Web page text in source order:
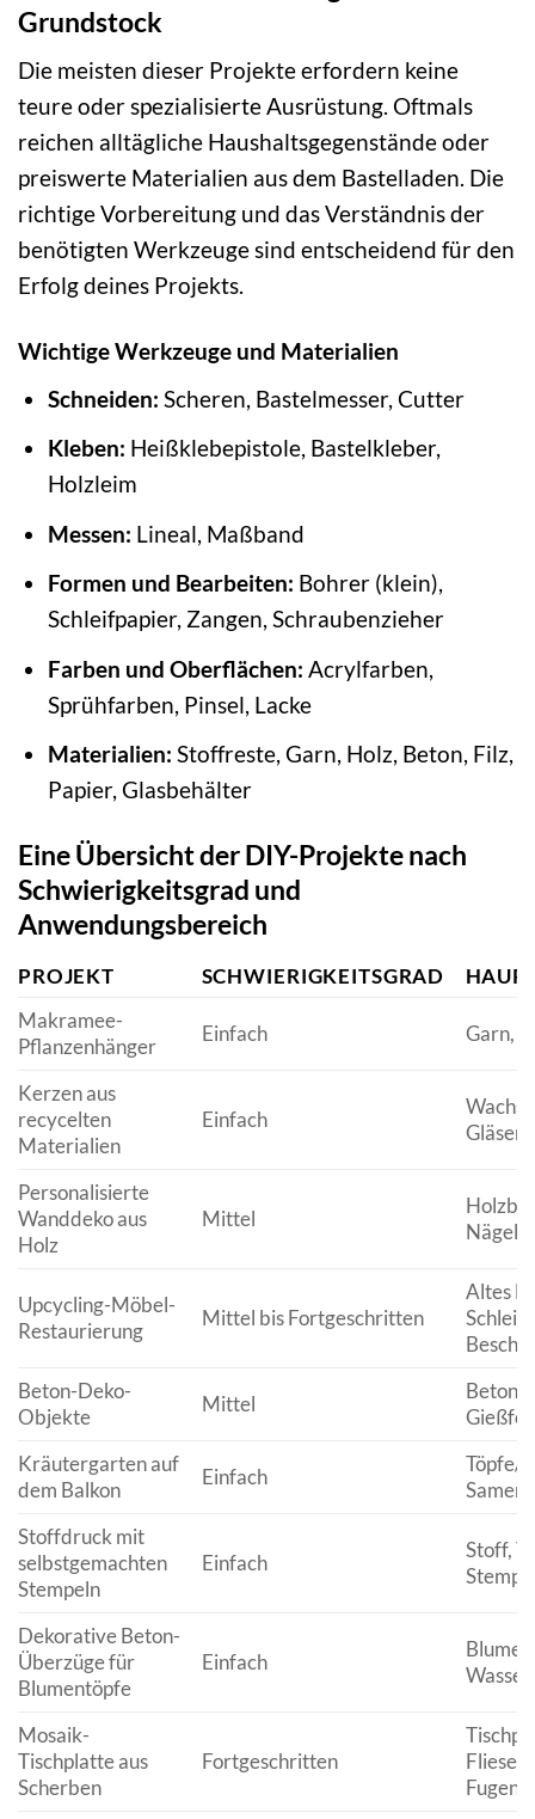
Grundstock
Die meisten dieser Projekte erfordern keine
teure oder spezialisierte Ausrüstung. Oftmals
reichen alltägliche Haushaltsgegenstände oder
preiswerte Materialien aus dem Bastelladen. Die
richtige Vorbereitung und das Verständnis der
benötigten Werkzeuge sind entscheidend für den
Erfolg deines Projekts.
Wichtige Werkzeuge und Materialien
Schneiden: Scheren, Bastelmesser, Cutter
Kleben: Heißklebepistole, Bastelkleber,
Holzleim
Messen: Lineal, Maßband
Formen und Bearbeiten: Bohrer (klein),
Schleifpapier, Zangen, Schraubenzieher
Farben und Oberflächen: Acrylfarben,
Sprühfarben, Pinsel, Lacke
Materialien: Stoffreste, Garn, Holz, Beton, Filz,
Papier, Glasbehälter
Eine Übersicht der DIY-Projekte nach
Schwierigkeitsgrad und
Anwendungsbereich
PROJEKT SCHWIERIGKEITSGRAD
Makramee-
Pflanzenhänger
Einfach Garn,
Kerzen aus
recycelten
Materialien
Einfach
Gläser/
Personalisierte
Wanddeko aus
Holz
Mittel
Nägel/
Upcycling-Möbel-
Restaurierung
Mittel bis Fortgeschritten
Altes
Beton-Deko-
Objekte
Mittel
Beton,
Kräutergarten auf
dem Balkon
Einfach
Töpfe/
Stoffdruck mit
selbstgemachten
Stempeln
Einfach
Stoff,
Dekorative Beton-
Überzüge für
Blumentöpfe
Einfach
Wasser
Mosaik-
Tischplatte aus
Scherben
Fortgeschritten